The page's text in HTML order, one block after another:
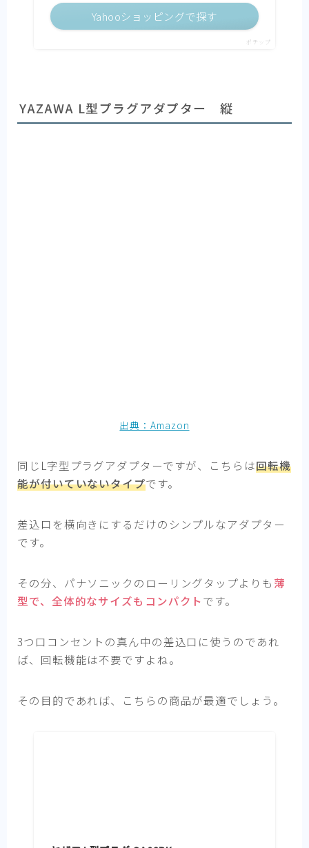
Yahooショッピングで探す
ポチップ
YAZAWA L型プラグアダプター 縦
出典：Amazon
同じL字型プラグアダプターですが、こちらは回転機
能が付いていないタイプです。
差込口を横向きにするだけのシンプルなアダプター
です。
その分、パナソニックのローリングタップよりも 薄
型で、全体的なサイズもコンパクトです。
3つ口コンセントの真ん中の差込口に使うのであれ
ば、回転機能は不要ですよね。
その目的であれば、こちらの商品が最適でしょう。